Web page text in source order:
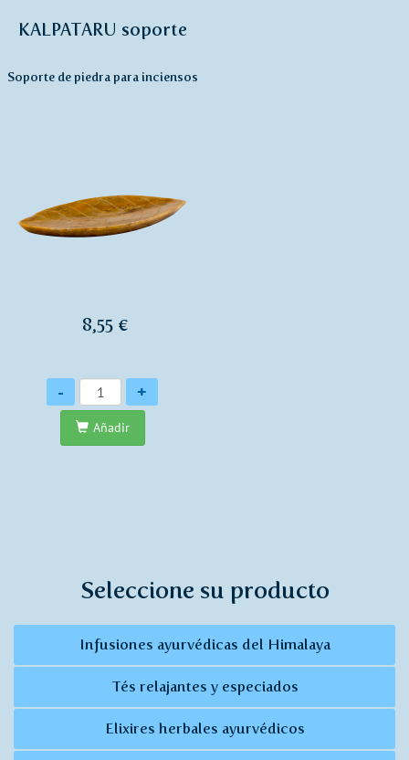
KALPATARU soporte
Soporte de piedra para inciensos
8,55 €
Cantidad
- +
Añadir
Seleccione su producto
Infusiones ayurvédicas del Himalaya
Tés relajantes y especiados
Elixires herbales ayurvédicos